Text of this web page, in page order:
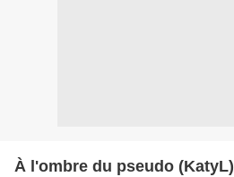
À l'ombre du pseudo (KatyL)